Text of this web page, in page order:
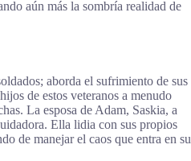
aún más la sombría realidad de
aborda el sufrimiento de sus
de estos veteranos a menudo
La esposa de Adam, Saskia, a
Ella lidia con sus propios
de manejar el caos que entra en su